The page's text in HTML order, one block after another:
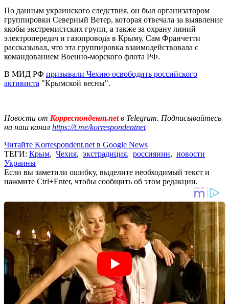
По данным украинского следствия, он был организатором
группировки Северный Ветер, которая отвечала за выявление
якобы экстремистских групп, а также за охрану линий
электропередач и газопровода в Крыму. Сам Франчетти
рассказывал, что эта группировка взаимодействовала с
командованием Военно-морского флота РФ.
В МИД РФ призывали Чехию освободить российского
активиста "Крымской весны".
Новости от Корреспондент.netв Telegram. Подписывайтесь
на наш канал https://t.me/korrespondentnet
Читайте Korrespondent.net в Google News
ТЕГИ: Крым, Чехия, экстрадиция, россиянин, новости
Украины
Если вы заметили ошибку, выделите необходимый текст и
нажмите Ctrl+Enter, чтобы сообщить об этом редакции.